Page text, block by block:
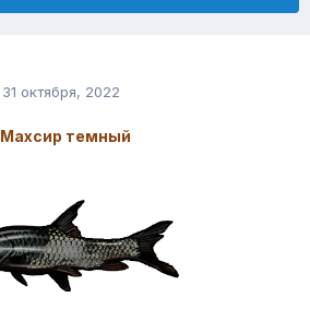
31 октября, 2022
Махсир темный